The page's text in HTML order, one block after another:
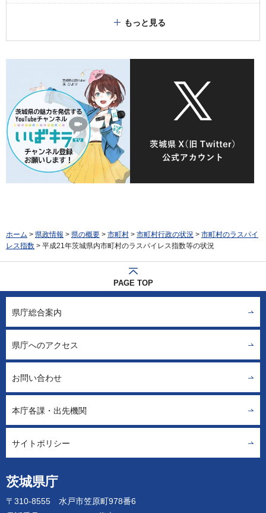
もっと見る
ホーム > 県政情報 > 県の概要 > 市町村 > 市町村行政の状況 > 市町村のラスパイ
レス指数 > 平成21年茨城県内市町村のラスパイレス指数等の状況
PAGE TOP
茨城県庁
〒310-8555 水戸市笠原町978番6
県庁総合案内
県庁へのアクセス
お問い合わせ
本庁各課・出先機関
サイトポリシー